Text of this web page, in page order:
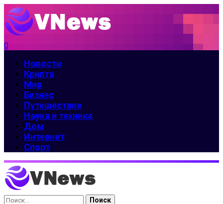
0
Новости
Крипта
Мир
Бизнес
Путешествие
Наука и техника
Дом
Интернет
Спорт
Найти: